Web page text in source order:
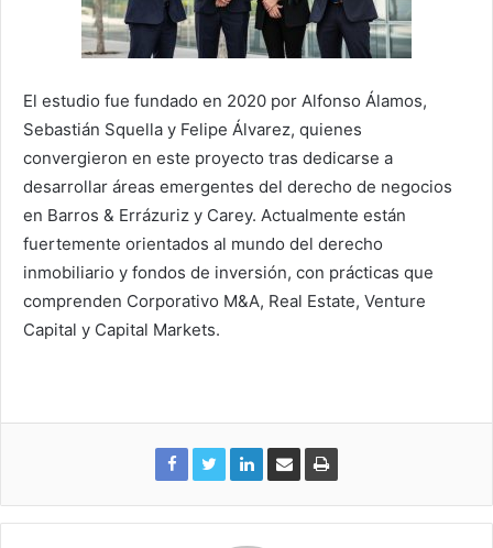
El estudio fue fundado en 2020 por Alfonso Álamos,
Sebastián Squella y Felipe Álvarez, quienes
convergieron en este proyecto tras dedicarse a
desarrollar áreas emergentes del derecho de negocios
en Barros & Errázuriz y Carey. Actualmente están
fuertemente orientados al mundo del derecho
inmobiliario y fondos de inversión, con prácticas que
comprenden Corporativo M&A, Real Estate, Venture
Capital y Capital Markets.